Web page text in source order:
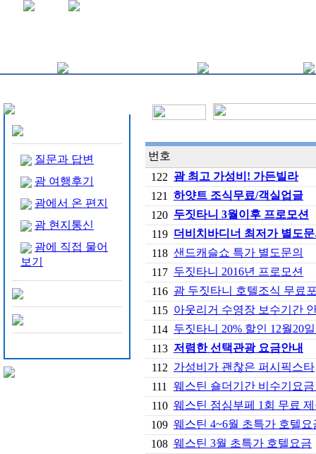
질문과 답변
괌 여행후기
괌에서 온 편지
괌 현지통신
괌에 직접 물어
보기
번호
122 괌 최고 가성비! 가든빌라
121
하얏트 조식무료/객실업글
120 두짓타니 3월이후 프로모션
119 더비치바디너 최저가 별도
118 샌드캐슬쇼 특가 별도문의
117 두짓타니 2016년 프로모션
116 괌 두짓타니 호텔조식 무료
115 아웃리거 수영장 보수기간
114 두짓타니 20% 할인 12월20
113 저렴한 선택관광 요금안내
112 가성비가 괜찮은 퍼시픽스타
111
웨스틴 숄더기간 비수기요
110 웨스틴 점심부페 1회 무료
109 웨스틴 4~6월 초특가 호텔요
108 웨스틴 3월 초특가 호텔요금